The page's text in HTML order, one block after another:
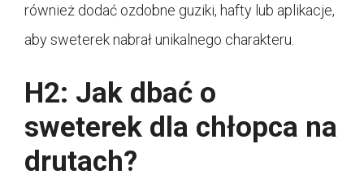
również dodać ozdobne guziki, hafty lub aplikacje,
aby sweterek nabrał unikalnego charakteru.
H2: Jak dbać o
sweterek dla chłopca na
drutach?